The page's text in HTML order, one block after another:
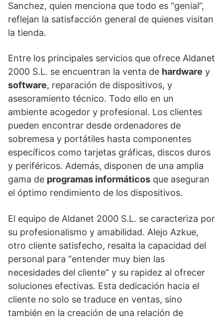
Sanchez, quien menciona que todo es “genial”,
reflejan la satisfacción general de quienes visitan
la tienda.
Entre los principales servicios que ofrece Aldanet
2000 S.L. se encuentran la venta de hardware y
software, reparación de dispositivos, y
asesoramiento técnico. Todo ello en un
ambiente acogedor y profesional. Los clientes
pueden encontrar desde ordenadores de
sobremesa y portátiles hasta componentes
específicos como tarjetas gráficas, discos duros
y periféricos. Además, disponen de una amplia
gama de programas informáticos que aseguran
el óptimo rendimiento de los dispositivos.
El equipo de Aldanet 2000 S.L. se caracteriza por
su profesionalismo y amabilidad. Alejo Azkue,
otro cliente satisfecho, resalta la capacidad del
personal para “entender muy bien las
necesidades del cliente” y su rapidez al ofrecer
soluciones efectivas. Esta dedicación hacia el
cliente no solo se traduce en ventas, sino
también en la creación de una relación de